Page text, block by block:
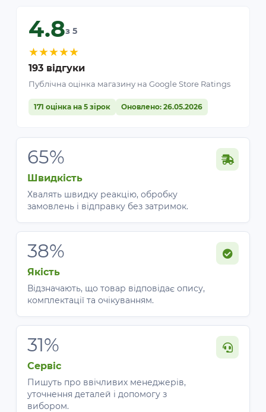
4.8з 5
★★★★★
193 відгуки
Публічна оцінка магазину на Google Store Ratings
171 оцінка на 5 зірок Оновлено: 26.05.2026
65%
Швидкість
Хвалять швидку реакцію, обробку
замовлень і відправку без затримок.
38%
Якість
Відзначають, що товар відповідає опису,
комплектації та очікуванням.
31%
Сервіс
Пишуть про ввічливих менеджерів,
уточнення деталей і допомогу з
вибором.